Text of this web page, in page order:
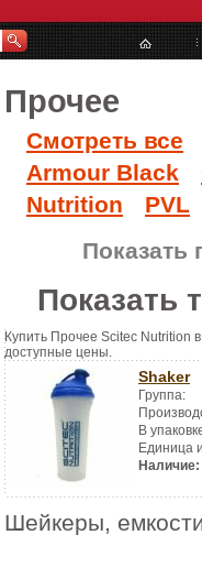
Прочее
Смотреть все
Armour Black
Nutrition
PVL
Показать
Показать
Купить Прочее Scitec Nutrition
доступные цены.
Shaker
Группа:
В
Единица
Наличие:
Шейкеры,